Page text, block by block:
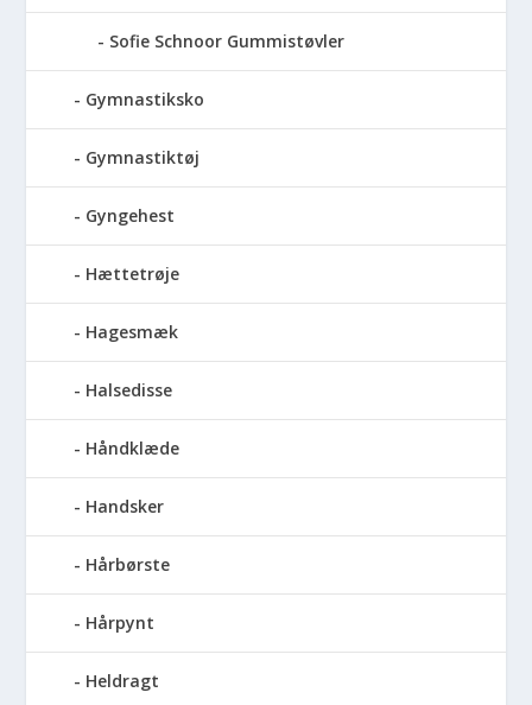
Sofie Schnoor Gummistøvler
Gymnastiksko
Gymnastiktøj
Gyngehest
Hættetrøje
Hagesmæk
Halsedisse
Håndklæde
Handsker
Hårbørste
Hårpynt
Heldragt